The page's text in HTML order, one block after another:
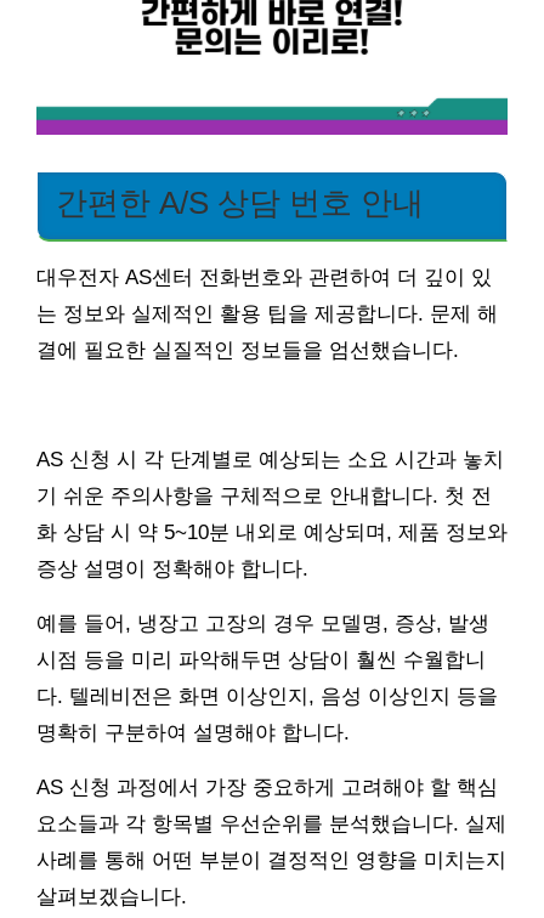
간편한 A/S 상담 번호 안내
대우전자 AS센터 전화번호와 관련하여 더 깊이 있
는 정보와 실제적인 활용 팁을 제공합니다. 문제 해
결에 필요한 실질적인 정보들을 엄선했습니다.
AS 신청 시 각 단계별로 예상되는 소요 시간과 놓치
기 쉬운 주의사항을 구체적으로 안내합니다. 첫 전
화 상담 시 약 5~10분 내외로 예상되며, 제품 정보와
증상 설명이 정확해야 합니다.
예를 들어, 냉장고 고장의 경우 모델명, 증상, 발생
시점 등을 미리 파악해두면 상담이 훨씬 수월합니
다. 텔레비전은 화면 이상인지, 음성 이상인지 등을
명확히 구분하여 설명해야 합니다.
AS 신청 과정에서 가장 중요하게 고려해야 할 핵심
요소들과 각 항목별 우선순위를 분석했습니다. 실제
사례를 통해 어떤 부분이 결정적인 영향을 미치는지
살펴보겠습니다.